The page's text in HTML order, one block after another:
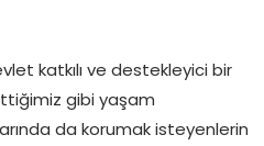
katkılı ve destekleyici bir
gibi yaşam
da korumak isteyenlerin